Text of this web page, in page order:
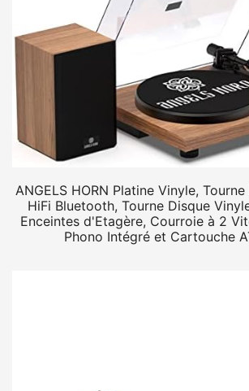
ANGELS HORN Platine Vinyle,
HiFi Bluetooth, Tourne Disque
Enceintes d'Etagère, Courroie à 2
Phono Intégré et Cartouche